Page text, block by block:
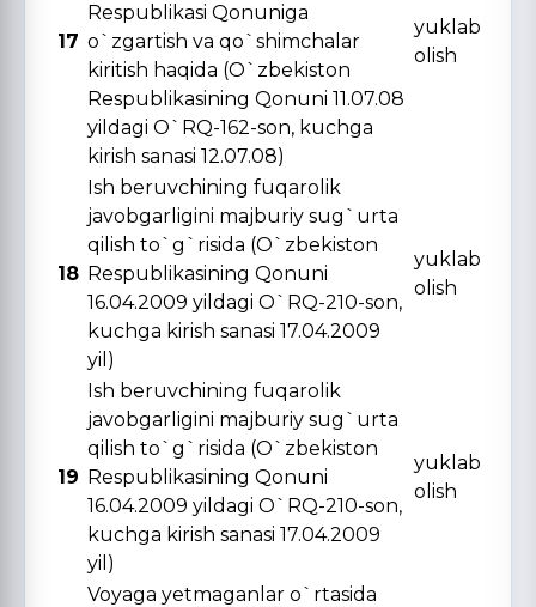
17
Respublikasi Qonuniga
o`zgartish va qo`shimchalar
kiritish haqida (O`zbekiston
Respublikasining Qonuni 11.07.08
yildagi O`RQ-162-son, kuchga
kirish sanasi 12.07.08)
yuklab
olish
18
Ish beruvchining fuqarolik
javobgarligini majburiy sug`urta
qilish to`g`risida (O`zbekiston
Respublikasining Qonuni
16.04.2009 yildagi O`RQ-210-son,
kuchga kirish sanasi 17.04.2009
yil)
yuklab
olish
19
Ish beruvchining fuqarolik
javobgarligini majburiy sug`urta
qilish to`g`risida (O`zbekiston
Respublikasining Qonuni
16.04.2009 yildagi O`RQ-210-son,
kuchga kirish sanasi 17.04.2009
yil)
yuklab
olish
Voyaga yetmaganlar o`rtasida